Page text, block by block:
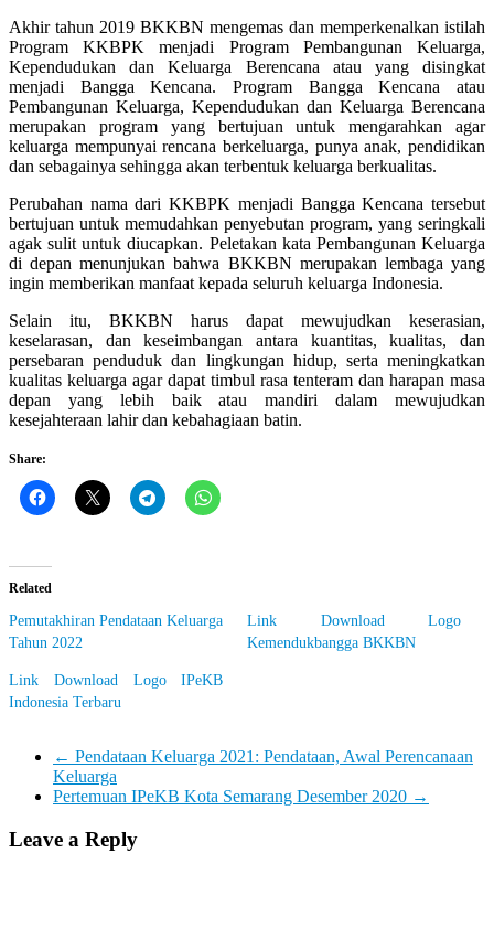
Akhir tahun 2019 BKKBN mengemas dan memperkenalkan istilah
Program KKBPK menjadi Program Pembangunan Keluarga,
Kependudukan dan Keluarga Berencana atau yang disingkat
menjadi Bangga Kencana. Program Bangga Kencana atau
Pembangunan Keluarga, Kependudukan dan Keluarga Berencana
merupakan program yang bertujuan untuk mengarahkan agar
keluarga mempunyai rencana berkeluarga, punya anak, pendidikan
dan sebagainya sehingga akan terbentuk keluarga berkualitas.
Perubahan nama dari KKBPK menjadi Bangga Kencana tersebut
bertujuan untuk memudahkan penyebutan program, yang seringkali
agak sulit untuk diucapkan. Peletakan kata Pembangunan Keluarga
di depan menunjukan bahwa BKKBN merupakan lembaga yang
ingin memberikan manfaat kepada seluruh keluarga Indonesia.
Selain itu, BKKBN harus dapat mewujudkan keserasian,
keselarasan, dan keseimbangan antara kuantitas, kualitas, dan
persebaran penduduk dan lingkungan hidup, serta meningkatkan
kualitas keluarga agar dapat timbul rasa tenteram dan harapan masa
depan yang lebih baik atau mandiri dalam mewujudkan
kesejahteraan lahir dan kebahagiaan batin.
Share:
Related
Pemutakhiran Pendataan Keluarga
Tahun 2022
Link Download Logo
Kemendukbangga BKKBN
Link Download Logo IPeKB
Indonesia Terbaru
← Pendataan Keluarga 2021: Pendataan, Awal Perencanaan
Keluarga
Pertemuan IPeKB Kota Semarang Desember 2020 →
Leave a Reply